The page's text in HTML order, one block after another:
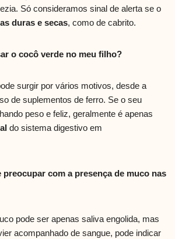
Só consideramos sinal de alerta se o
duras e secas, como de cabrito.
o cocô verde no meu filho?
surgir por vários motivos, desde a
de suplementos de ferro. Se o seu
peso e feliz, geralmente é apenas
do sistema digestivo em
preocupar com a presença de muco nas
pode ser apenas saliva engolida, mas
acompanhado de sangue, pode indicar